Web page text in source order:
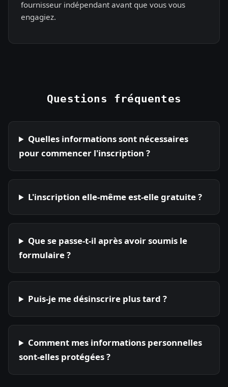
fournisseur indépendant avant que vous vous
engagiez.
Questions fréquentes
Quelles informations sont nécessaires
pour commencer l'inscription ?
L'inscription elle-même est-elle gratuite ?
Que se passe-t-il après avoir soumis le
formulaire ?
Puis-je me désinscrire plus tard ?
Comment mes informations personnelles
sont-elles protégées ?